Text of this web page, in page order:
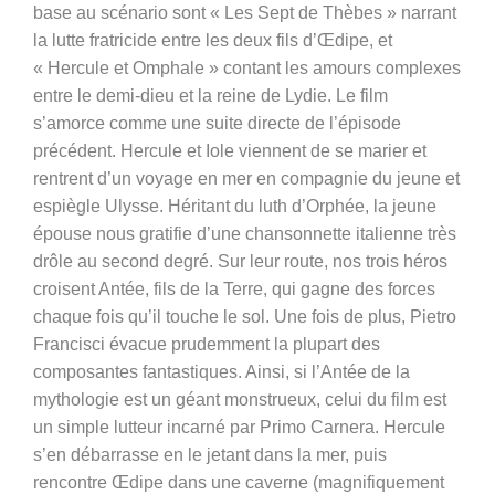
base au scénario sont « Les Sept de Thèbes » narrant
la lutte fratricide entre les deux fils d’Œdipe, et
« Hercule et Omphale » contant les amours complexes
entre le demi-dieu et la reine de Lydie. Le film
s’amorce comme une suite directe de l’épisode
précédent. Hercule et Iole viennent de se marier et
rentrent d’un voyage en mer en compagnie du jeune et
espiègle Ulysse. Héritant du luth d’Orphée, la jeune
épouse nous gratifie d’une chansonnette italienne très
drôle au second degré. Sur leur route, nos trois héros
croisent Antée, fils de la Terre, qui gagne des forces
chaque fois qu’il touche le sol. Une fois de plus, Pietro
Francisci évacue prudemment la plupart des
composantes fantastiques. Ainsi, si l’Antée de la
mythologie est un géant monstrueux, celui du film est
un simple lutteur incarné par Primo Carnera. Hercule
s’en débarrasse en le jetant dans la mer, puis
rencontre Œdipe dans une caverne (magnifiquement